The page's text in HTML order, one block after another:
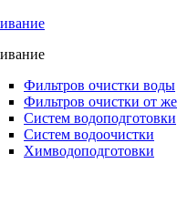
Фильтров очистки воды
Фильтров очистки от
Систем водоподготовки
Систем водоочистки
Химводоподготовки